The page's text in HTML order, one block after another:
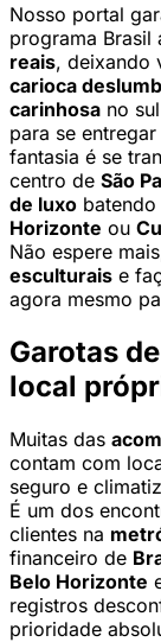
Nosso portal
programa Brasil
reais, deixando
carioca
carinhosa no
para se
fantasia é se
centro de São
de luxo
Horizonte ou
Não espere
esculturais e
agora mesmo
Garotas
local
Muitas das
contam com
seguro e
É um dos
clientes na
financeiro de
Belo Horizonte
registros
prioridade